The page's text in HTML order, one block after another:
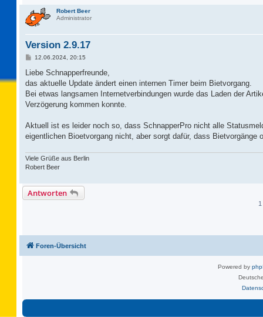
Robert Beer
Administrator
Version 2.9.17
B
i
r
a
12.06.2024, 20:15
Liebe Schnapperfreunde,
das aktuelle Update ändert einen internen Timer beim Bietvorgang.
Bei etwas langsamen Internetverbindungen wurde das Laden der
Verzögerung kommen konnte.
Aktuell ist es leider noch so, dass SchnapperPro nicht alle
eigentlichen Bioetvorgang nicht, aber sorgt dafür, dass
Viele Grüße aus Berlin
Robert Beer
Antworten
Foren-Übersicht
Powered by